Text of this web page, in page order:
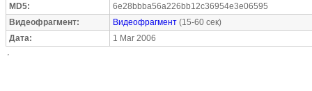
MD5:
6e28bbba56a226bb12c36954e3e06595
Видеофрагмент:
Видеофрагмент (15-60 сек)
Дата:
1 Mar 2006